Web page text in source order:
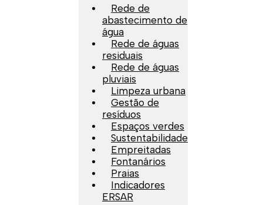
Rede de
abastecimento de
água
Rede de águas
residuais
Rede de águas
pluviais
Limpeza urbana
Gestão de
resíduos
Espaços verdes
Sustentabilidade
Empreitadas
Fontanários
Praias
Indicadores
ERSAR